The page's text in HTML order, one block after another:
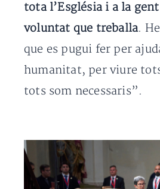
tota l’Església i a la
voluntat que treballa.
que es pugui fer per
humanitat, per viure
tots som necessaris”.